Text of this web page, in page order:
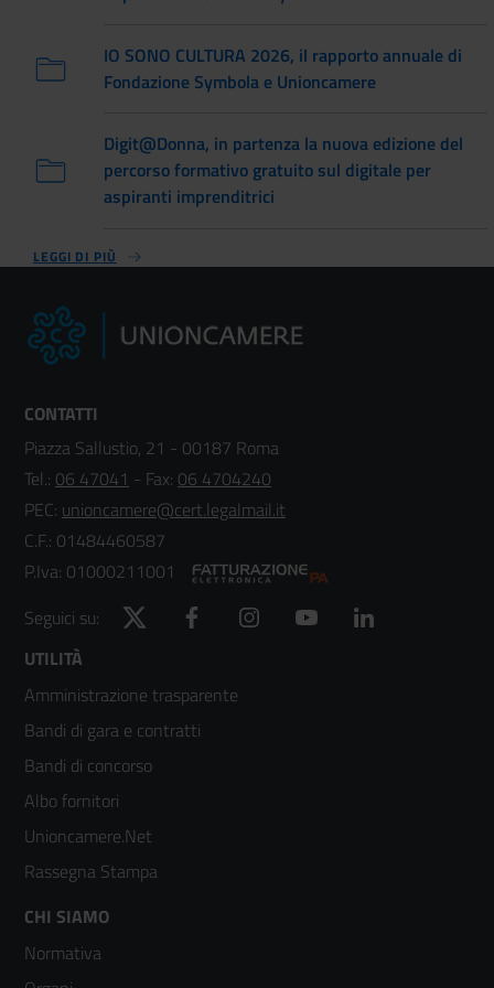
IO SONO CULTURA 2026, il rapporto annuale di
Fondazione Symbola e Unioncamere
Digit@Donna, in partenza la nuova edizione del
percorso formativo gratuito sul digitale per
aspiranti imprenditrici
LEGGI DI PIÙ
CONTATTI
Piazza Sallustio, 21 - 00187 Roma
Tel.: 06 47041 - Fax: 06 4704240
PEC: unioncamere@cert.legalmail.it
C.F.: 01484460587
P.Iva: 01000211001
Seguici su:
Twitter Facebook Instagram YouTube
Footer
menù
colonna
2
UTILITÀ
Amministrazione trasparente
Bandi di gara e contratti
Bandi di concorso
Albo fornitori
Unioncamere.Net
Rassegna Stampa
Footer
menù
CHI SIAMO
Normativa